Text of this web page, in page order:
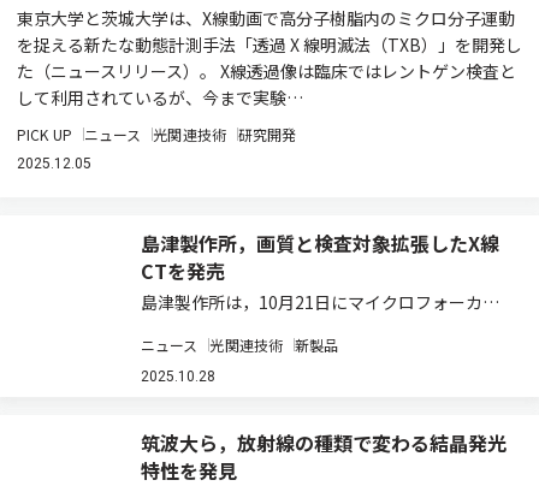
東京大学と茨城大学は、X線動画で高分子樹脂内のミクロ分子運動
を捉える新たな動態計測手法「透過 X 線明滅法（TXB）」を開発し
た（ニュースリリース）。 X線透過像は臨床ではレントゲン検査と
して利用されているが、今まで実験…
PICK UP ニュース 光関連技術 研究開発
2025.12.05
島津製作所，画質と検査対象拡張したX線
CTを発売
島津製作所は，10月21日にマイクロフォーカスX
ュースリリース）。希望販売価格は，1億1495万
円（税込み）。 マイクロフォーカスX線CTシステ
ニュース 光関連技術 新製品
2025.10.28
筑波大ら，放射線の種類で変わる結晶発光
特性を発見